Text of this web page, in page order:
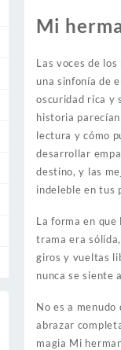
Mi
Las voces de
una sinfonía de
oscuridad rica y
historia
lectura y cómo
desarrollar
destino, y las
indeleble en tus
La forma en
trama era
giros y vueltas
nunca se siente
No es a
abrazar
magia Mi